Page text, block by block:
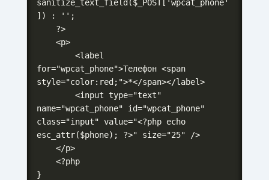
sanitize_text_field($_POST['wpcat_phone'
]) : '';
for="wpcat_phone">Телефон <span
style="color:red;">*</span></label>
name="wpcat_phone" id="wpcat_phone"
class="input" value="<?php echo
esc_attr($phone); ?>" size="25" />
}